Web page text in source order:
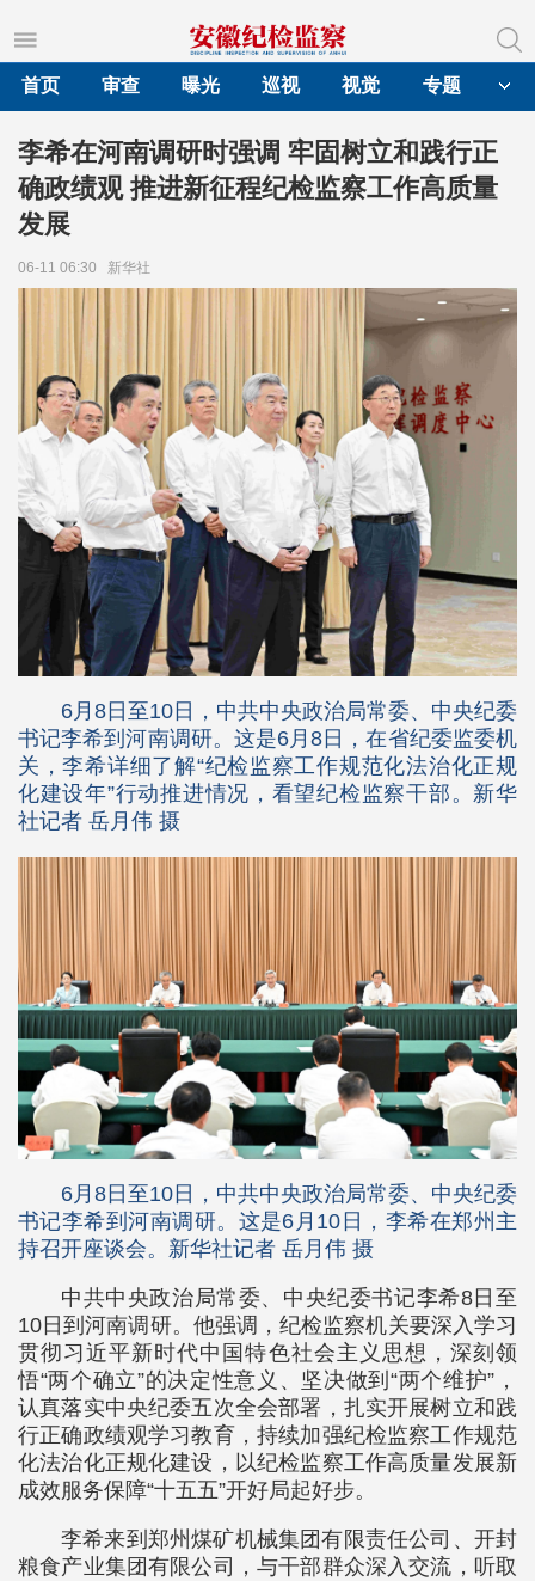
首页
审查 曝光 巡视 视觉 专题
李希在河南调研时强调 牢固树立和践行正
确政绩观 推进新征程纪检监察工作高质量
发展
06-11 06:30 新华社
6月8日至10日，中共中央政治局常委、中央纪委
书记李希到河南调研。这是6月8日，在省纪委监委机
关，李希详细了解“纪检监察工作规范化法治化正规
化建设年”行动推进情况，看望纪检监察干部。新华
社记者 岳月伟 摄
6月8日至10日，中共中央政治局常委、中央纪委
书记李希到河南调研。这是6月10日，李希在郑州主
持召开座谈会。新华社记者 岳月伟 摄
中共中央政治局常委、中央纪委书记李希8日至
10日到河南调研。他强调，纪检监察机关要深入学习
贯彻习近平新时代中国特色社会主义思想，深刻领
悟“两个确立”的决定性意义、坚决做到“两个维护”，
认真落实中央纪委五次全会部署，扎实开展树立和践
行正确政绩观学习教育，持续加强纪检监察工作规范
化法治化正规化建设，以纪检监察工作高质量发展新
成效服务保障“十五五”开好局起好步。
李希来到郑州煤矿机械集团有限责任公司、开封
粮食产业集团有限公司，与干部群众深入交流，听取